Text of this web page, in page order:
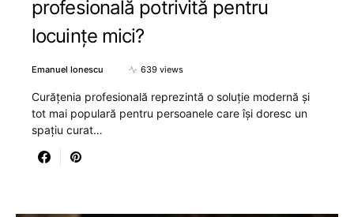
profesională potrivită pentru
locuințe mici?
Emanuel Ionescu 639 views
Curățenia profesională reprezintă o soluție modernă și
tot mai populară pentru persoanele care își doresc un
spațiu curat…